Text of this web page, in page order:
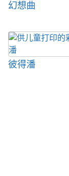
幻想曲
彼得潘